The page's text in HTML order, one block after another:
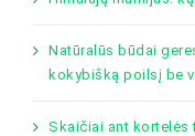
Natūralūs būdai
kokybišką poilsį be
Skaičiai ant kortelės